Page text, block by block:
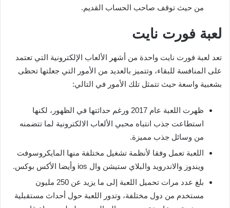
من حيث توقف صاحب الحساب القديم.
لعبة فورت نايت
تعد لعبة فورت نايت واحدة من أشهر الألعاب الإلكترونية التي تعتمد
على المنافسة للبقاء، وتتميز بالعديد من الأمور التي جعلتها تحظى
بشعبية واسعة حيث تتمثل تلك الأمور في التالي:
ظهرت اللعبة عام 2017 ورغم حداثتها في الظهور، لكنها
استطاعت جذب انتباه محبي الألعاب الالكترونية لما تتضمنه
من وسائل جذب مميزة.
اللعبة تعمل وفقا لأنظمة تشغيل مختلفة منها المايكروسوفت
ويندوز والاندرويد والبلاي ستيشن وال ios وأيضا الأكس بوكس.
بلغ عدد مرات تحميل اللعبة إلى ما يزيد عن 250 مليون
مستخدم من دول مختلفة، وتدور اللعبة حول أحداث مستقبلية